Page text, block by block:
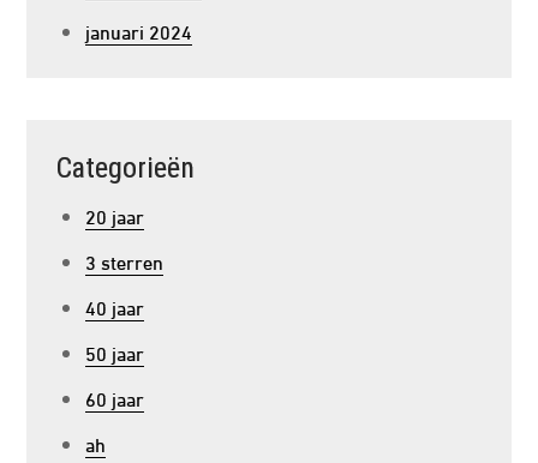
januari 2024
Categorieën
20 jaar
3 sterren
40 jaar
50 jaar
60 jaar
ah